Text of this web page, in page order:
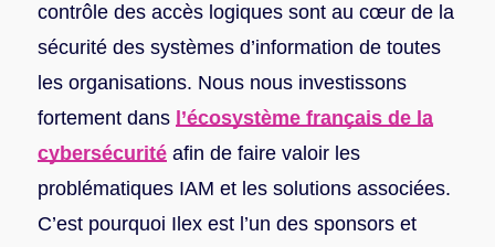
contrôle des accès logiques sont au cœur de la
sécurité des systèmes d’information de toutes
les organisations. Nous nous investissons
fortement dans l’écosystème français de la
cybersécuritéafin de faire valoir les
problématiques IAM et les solutions associées.
C’est pourquoi Ilex est l’un des sponsors et